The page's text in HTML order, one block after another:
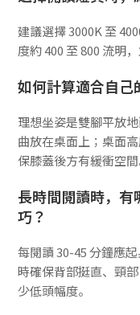
建議選擇 3000K 至
度約 400 至 800 流明
如何計算適合自己
理想坐姿是雙腳平放
曲放在桌面上；桌面
保膝蓋後方有緩衝空間
長時間閱讀時，
巧？
每閱讀 30-45 分鐘應
時確保背部挺直、頸
少低頭幅度。